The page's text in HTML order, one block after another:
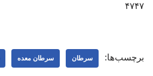
۴۷۴۷
برچسب‌ها: سرطان سرطان معده